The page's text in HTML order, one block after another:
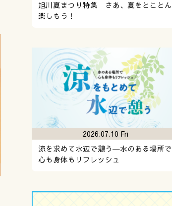
旭川夏まつり特集 さあ、夏をとことん
楽しもう！
涼を求めて水辺で憩う―水のある場所で
心も身体もリフレッシュ
2026.07.10 Fri